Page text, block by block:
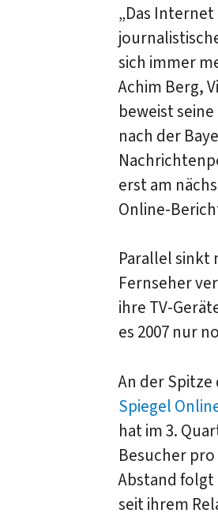
„Das
sich immer
Achim Berg,
beweist
nach der
erst am
Online-
Parallel sinkt
Fernseher
ihre TV-
es 2007 nur
An der
Spiegel
hat im 3.
Besucher
Abstand folgt
seit ihrem